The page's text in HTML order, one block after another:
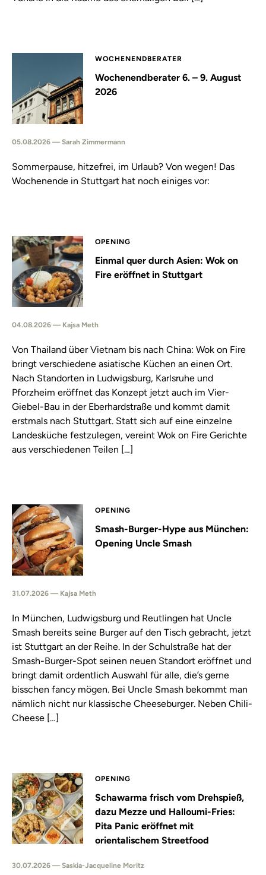
WOCHENENDBERATER
Wochenendberater 6. – 9. August
2026
05.08.2026 — Sarah Zimmermann
Sommerpause, hitzefrei, im Urlaub? Von wegen! Das
Wochenende in Stuttgart hat noch einiges vor:
OPENING
Einmal quer durch Asien: Wok on
Fire eröffnet in Stuttgart
04.08.2026 — Kajsa Meth
Von Thailand über Vietnam bis nach China: Wok on Fire
bringt verschiedene asiatische Küchen an einen Ort.
Nach Standorten in Ludwigsburg, Karlsruhe und
Pforzheim eröffnet das Konzept jetzt auch im Vier-
Giebel-Bau in der Eberhardstraße und kommt damit
erstmals nach Stuttgart. Statt sich auf eine einzelne
Landesküche festzulegen, vereint Wok on Fire Gerichte
aus verschiedenen Teilen […]
OPENING
Smash-Burger-Hype aus München:
Opening Uncle Smash
31.07.2026 — Kajsa Meth
In München, Ludwigsburg und Reutlingen hat Uncle
Smash bereits seine Burger auf den Tisch gebracht, jetzt
ist Stuttgart an der Reihe. In der Schulstraße hat der
Smash-Burger-Spot seinen neuen Standort eröffnet und
bringt damit ordentlich Auswahl für alle, die’s gerne
bisschen fancy mögen. Bei Uncle Smash bekommt man
nämlich nicht nur klassische Cheeseburger. Neben Chili-
Cheese […]
OPENING
Schawarma frisch vom Drehspieß,
dazu Mezze und Halloumi-Fries:
Pita Panic eröffnet mit
orientalischem Streetfood
30.07.2026 — Saskia-Jacqueline Moritz